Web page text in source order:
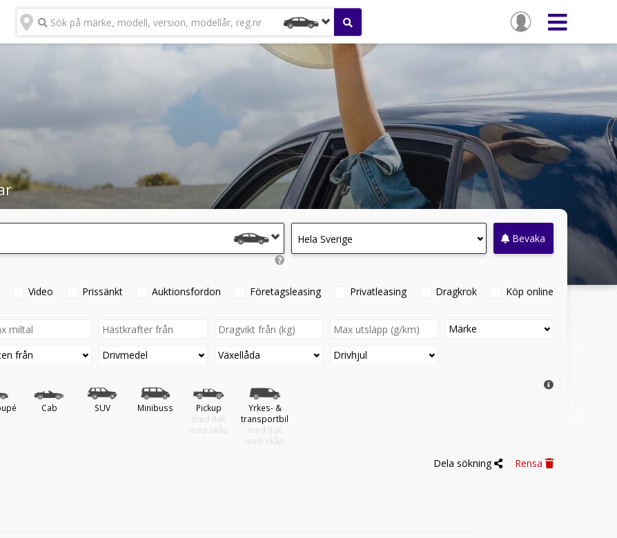
Sök på märke, modell, version, modellår, reg.nr
Hela Sverige Bevaka
Video Prissänkt Auktionsfordon Företagsleasing Privatleasing Dragkrok Köp online
från Drivmedel Växellåda Drivhjul
Märke
Cab SUV Minibuss
Pickup
med flak
med skåp
Yrkes- &
transportbil
med flak
med skåp
Dela sökning Rensa